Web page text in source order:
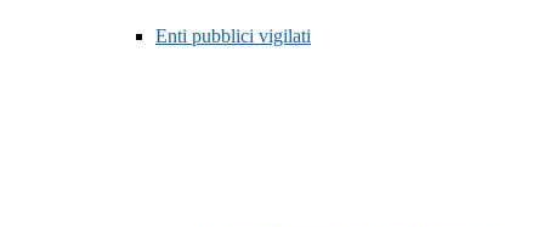
Enti pubblici vigilati